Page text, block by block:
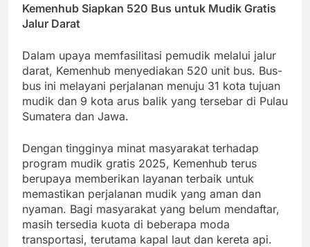
Kemenhub Siapkan 520 Bus untuk Mudik Gratis
Jalur Darat
Dalam upaya memfasilitasi pemudik melalui jalur
darat, Kemenhub menyediakan 520 unit bus. Bus-
bus ini melayani perjalanan menuju 31 kota tujuan
mudik dan 9 kota arus balik yang tersebar di Pulau
Sumatera dan Jawa.
Dengan tingginya minat masyarakat terhadap
program mudik gratis 2025, Kemenhub terus
berupaya memberikan layanan terbaik untuk
memastikan perjalanan mudik yang aman dan
nyaman. Bagi masyarakat yang belum mendaftar,
masih tersedia kuota di beberapa moda
transportasi, terutama kapal laut dan kereta api.